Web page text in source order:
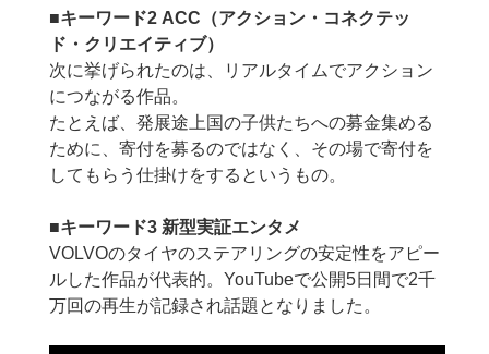
■キーワード2 ACC（アクション・コネクテッ
ド・クリエイティブ）
次に挙げられたのは、リアルタイムでアクション
につながる作品。
たとえば、発展途上国の子供たちへの募金集める
ために、寄付を募るのではなく、その場で寄付を
してもらう仕掛けをするというもの。
■キーワード3 新型実証エンタメ
VOLVOのタイヤのステアリングの安定性をアピー
ルした作品が代表的。YouTubeで公開5日間で2千
万回の再生が記録され話題となりました。